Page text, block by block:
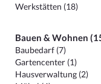
Werkstätten (18)
Bauen & Wohnen
Baubedarf (7)
Gartencenter (1)
Hausverwaltung (2)